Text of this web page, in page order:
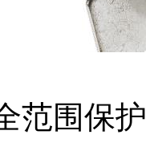
范围保